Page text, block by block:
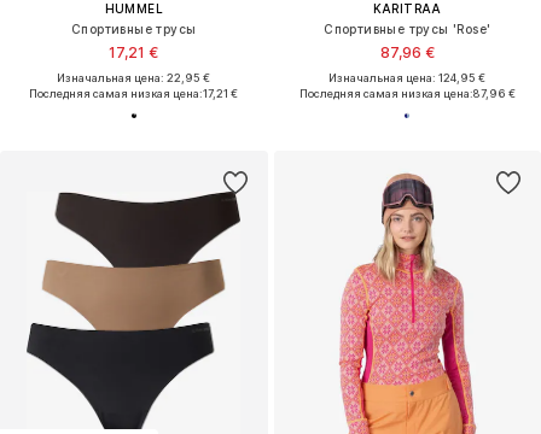
HUMMEL
Спортивные трусы
17,21 €
Изначальная цена: 22,95 €
Последняя самая низкая цена:17,21 €
KARITRAA
Спортивные трусы 'Rose'
87,96 €
Изначальная цена: 124,95 €
Последняя самая низкая цена:87,96 €